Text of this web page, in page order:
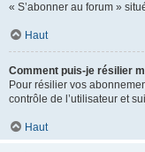
« S’abonner au forum »
Haut
Comment puis-je résilier
Pour résilier vos
contrôle de l’utilisateur et
Haut